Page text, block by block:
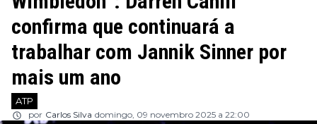
confirma que continuará a
trabalhar com Jannik Sinner por
mais um ano
ATP
por Carlos Silva domingo, 09 novembro 2025 a 22:00